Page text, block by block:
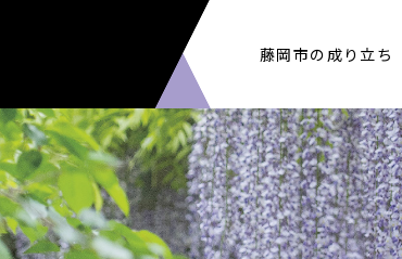
藤岡市の成り立ち